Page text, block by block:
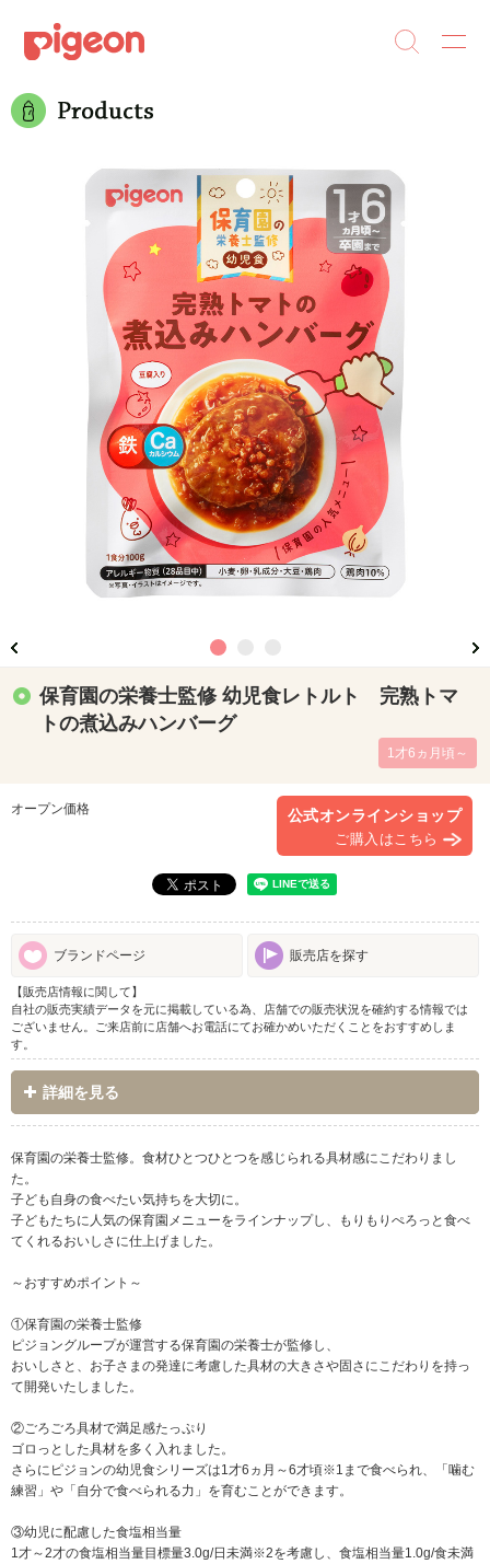
保育園の栄養士監修 幼児食レトルト 完熟トマ
トの煮込みハンバーグ
1才6ヵ月頃～
オープン価格 公式オンラインショップ
ご購入はこちら
ブランドページ 販売店を探す
【販売店情報に関して】
自社の販売実績データを元に掲載している為、店舗での販売状況を確約する情報では
ございません。ご来店前に店舗へお電話にてお確かめいただくことをおすすめしま
す。
詳細を見る
保育園の栄養士監修。食材ひとつひとつを感じられる具材感にこだわりまし
た。
子ども自身の食べたい気持ちを大切に。
子どもたちに人気の保育園メニューをラインナップし、もりもりぺろっと食べ
てくれるおいしさに仕上げました。
～おすすめポイント～
①保育園の栄養士監修
ピジョングループが運営する保育園の栄養士が監修し、
おいしさと、お子さまの発達に考慮した具材の大きさや固さにこだわりを持っ
て開発いたしました。
②ごろごろ具材で満足感たっぷり
ゴロっとした具材を多く入れました。
さらにピジョンの幼児食シリーズは1才6ヵ月～6才頃※1まで食べられ、「噛む
練習」や「自分で食べられる力」を育むことができます。
③幼児に配慮した食塩相当量
1才～2才の食塩相当量目標量3.0g/日未満※2を考慮し、食塩相当量1.0g/食未満